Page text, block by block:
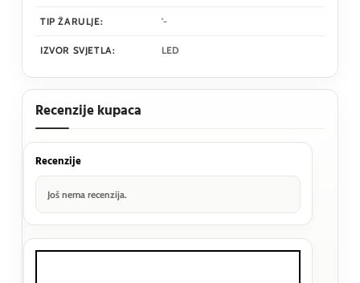
TIP ŽARULJE: '-
IZVOR SVJETLA: LED
Recenzije kupaca
Recenzije
Još nema recenzija.